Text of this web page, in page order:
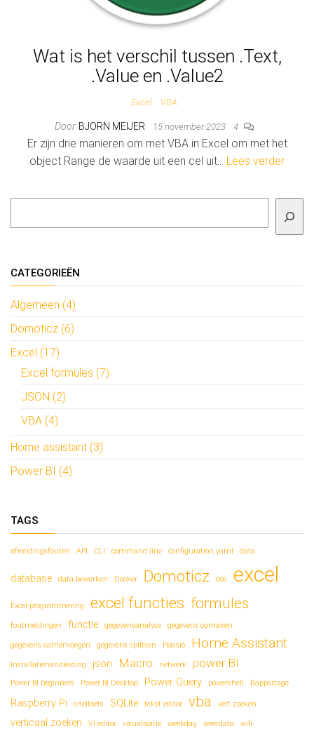
Wat is het verschil tussen .Text,
.Value en .Value2
Excel VBA
Door BJÖRN MEIJER 15 november 2023 4
Er zijn drie manieren om met VBA in Excel om met het
object Range de waarde uit een cel uit… Lees verder
CATEGORIEËN
Algemeen (4)
Domoticz (6)
Excel (17)
Excel formules (7)
JSON (2)
VBA (4)
Home assistant (3)
Power BI (4)
TAGS
afrondingsfouten API CLI command line configuration.yaml data
database data bewerken Docker Domoticz dos excel
Excel-programmering excel functies formules
foutmeldingen functie gegevensanalyse gegevens opmaken
gegevens samenvoegen gegevens splitsen Hassio Home Assistant
Installatiehandleiding json Macro netwerk power BI
Power BI beginners Power BI Desktop Power Query powershell Rapportage
Raspberry Pi sneltoets SQLite tekst editor vba vert.zoeken
verticaal zoeken VI editor visualisatie weekdag weerdata wifi